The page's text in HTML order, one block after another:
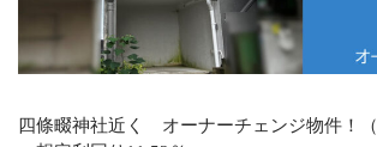
お問い合わせフォーム
24時間受付中
四條畷神社近く オーナーチェンジ物件！（